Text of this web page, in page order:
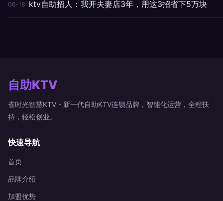
06-18 ktv自助招人：我开夫妻店3年，用这3招省下5万块
自助KTV
雀时光智慧KTV - 新一代自助KTV连锁品牌，智能化运营，全程扶
持，轻松创业。
快速导航
首页
品牌介绍
加盟优势